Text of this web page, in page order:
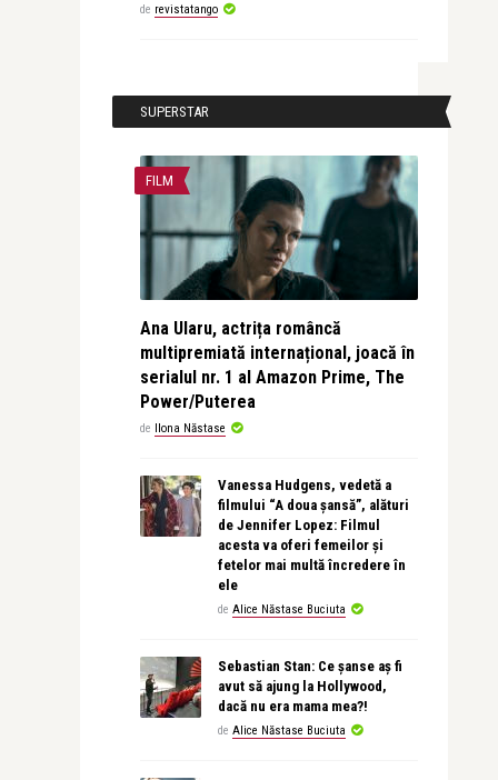
de revistatango
SUPERSTAR
FILM
Ana Ularu, actrița româncă
multipremiată internațional, joacă în
serialul nr. 1 al Amazon Prime, The
Power/Puterea
de Ilona Năstase
Vanessa Hudgens, vedetă a
filmului “A doua șansă”, alături
de Jennifer Lopez: Filmul
acesta va oferi femeilor și
fetelor mai multă încredere în
ele
de Alice Năstase Buciuta
Sebastian Stan: Ce șanse aș fi
avut să ajung la Hollywood,
dacă nu era mama mea?!
de Alice Năstase Buciuta